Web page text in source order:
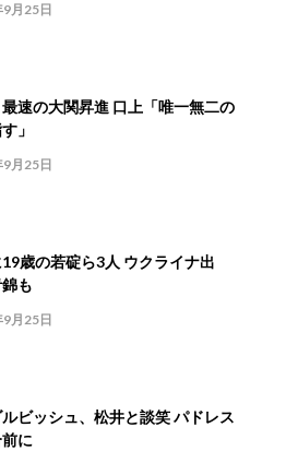
月25日
速の大関昇進 口上「唯一無二の
」
月25日
歳の若碇ら3人 ウクライナ出
も
月25日
ビッシュ、松井と談笑 パドレス
に